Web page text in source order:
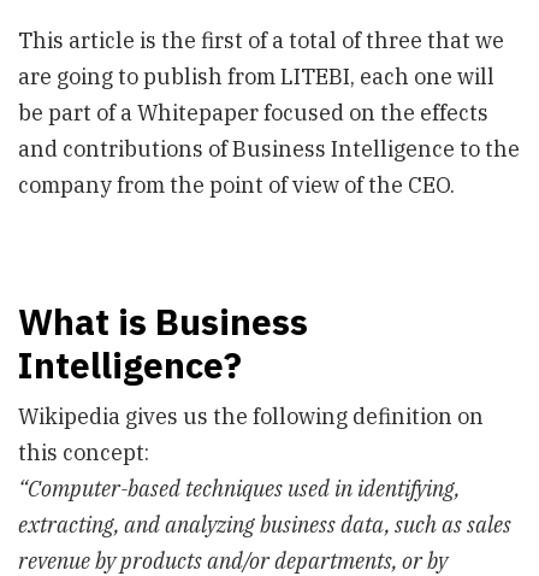
This article is the first of a total of three that we
are going to publish from LITEBI, each one will
be part of a Whitepaper focused on the effects
and contributions of Business Intelligence to the
company from the point of view of the CEO.
What is Business
Intelligence?
Wikipedia gives us the following definition on
this concept:
“Computer-based techniques used in identifying,
extracting, and analyzing business data, such as sales
revenue by products and/or departments, or by